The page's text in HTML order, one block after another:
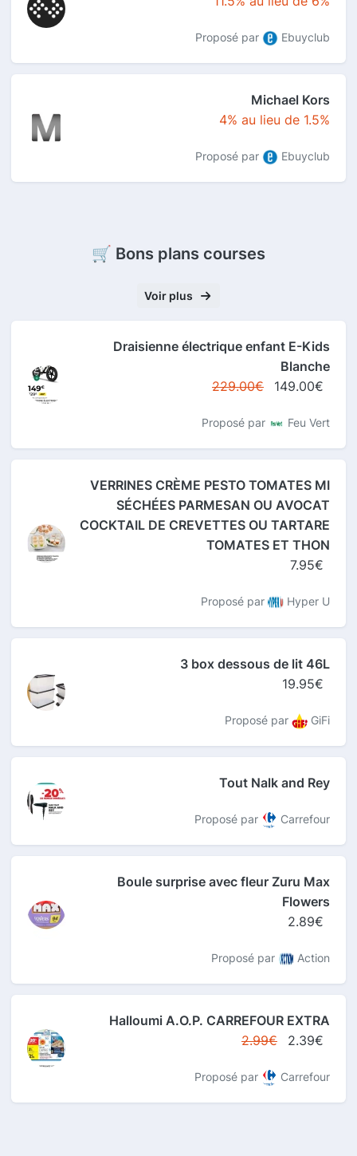
Proposé par Ebuyclub
Michael Kors
4% au lieu de 1.5%
Proposé par Ebuyclub
🛒 Bons plans courses
Voir plus
Draisienne électrique enfant E-Kids
Blanche
229.00€
149.00€
Proposé par Feu Vert
VERRINES CRÈME PESTO TOMATES MI
SÉCHÉES PARMESAN OU AVOCAT
COCKTAIL DE CREVETTES OU TARTARE
TOMATES ET THON
7.95€
Proposé par Hyper U
3 box dessous de lit 46L
19.95€
Proposé par GiFi
Tout Nalk and Rey
Proposé par Carrefour
Boule surprise avec fleur Zuru Max
Flowers
2.89€
Proposé par Action
Halloumi A.O.P. CARREFOUR EXTRA
2.99€
2.39€
Proposé par Carrefour